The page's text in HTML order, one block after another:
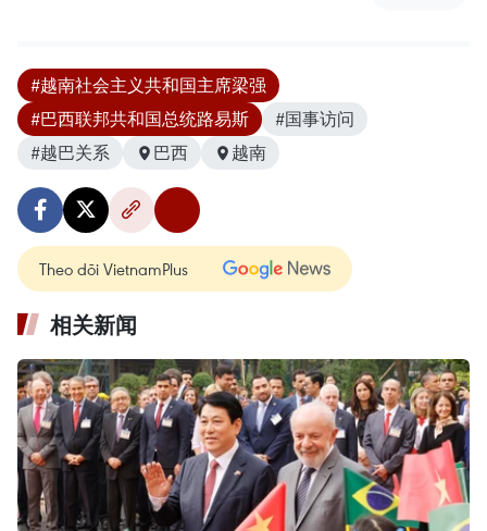
#越南社会主义共和国主席梁强
#巴西联邦共和国总统路易斯
#国事访问
#越巴关系
巴西 越南
Theo dõi VietnamPlus
相关新闻